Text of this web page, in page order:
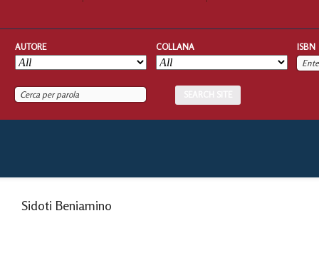
AUTORE COLLANA ISBN
Sidoti Beniamino